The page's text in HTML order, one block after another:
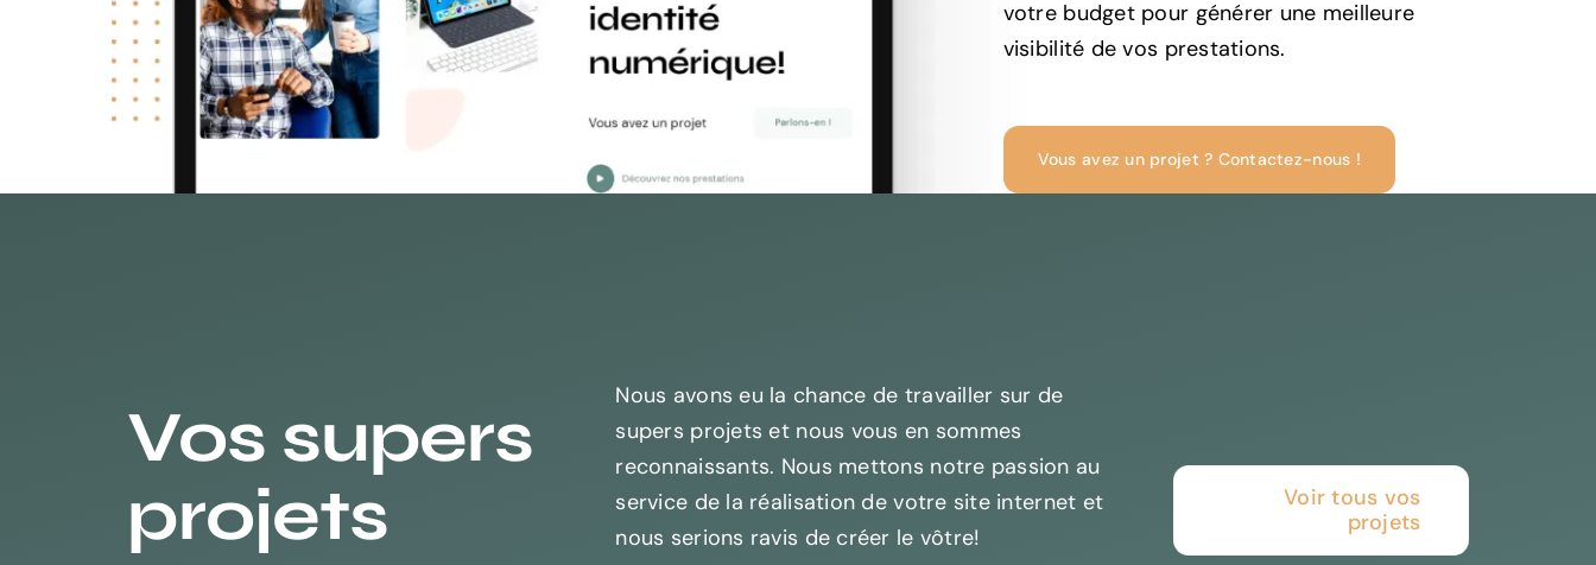
votre budget pour générer une meilleure
visibilité de vos prestations.
Vous avez un projet ? Contactez-nous !
Vos supers
projets
Nous avons eu la chance de travailler sur de
supers projets et nous vous en sommes
reconnaissants. Nous mettons notre passion au
service de la réalisation de votre site internet et
nous serions ravis de créer le vôtre!
Voir tous vos
projets